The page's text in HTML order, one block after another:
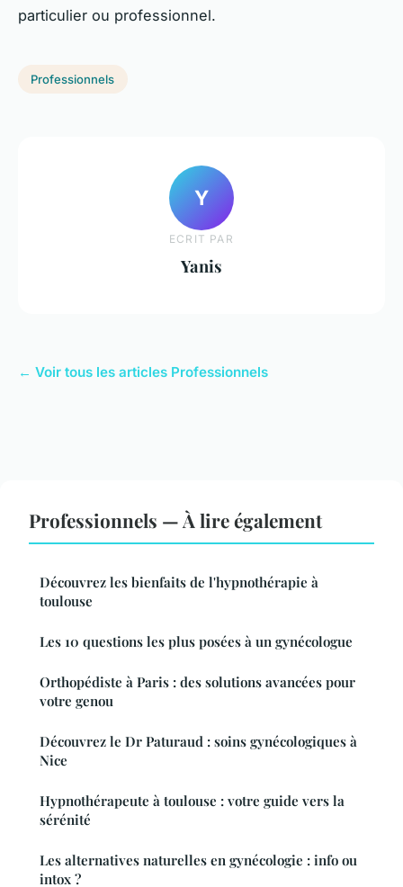
particulier ou professionnel.
Professionnels
Y
ECRIT PAR
Yanis
← Voir tous les articles Professionnels
Professionnels — À lire également
Découvrez les bienfaits de l'hypnothérapie à
toulouse
Les 10 questions les plus posées à un gynécologue
Orthopédiste à Paris : des solutions avancées pour
votre genou
Découvrez le Dr Paturaud : soins gynécologiques à
Nice
Hypnothérapeute à toulouse : votre guide vers la
sérénité
Les alternatives naturelles en gynécologie : info ou
intox ?